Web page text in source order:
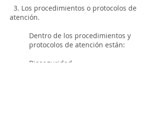
3. Los procedimientos o protocolos de
atención.
Dentro de los procedimientos y
protocolos de atención están:
Bioseguridad